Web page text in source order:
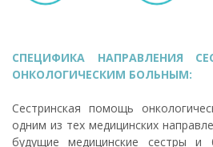
СПЕЦИФИКА НАПРАВЛЕНИЯ
ОНКОЛОГИЧЕСКИМ БОЛЬНЫМ:
Сестринская помощь
одним из тех медицинских
будущие медицинские сестры и